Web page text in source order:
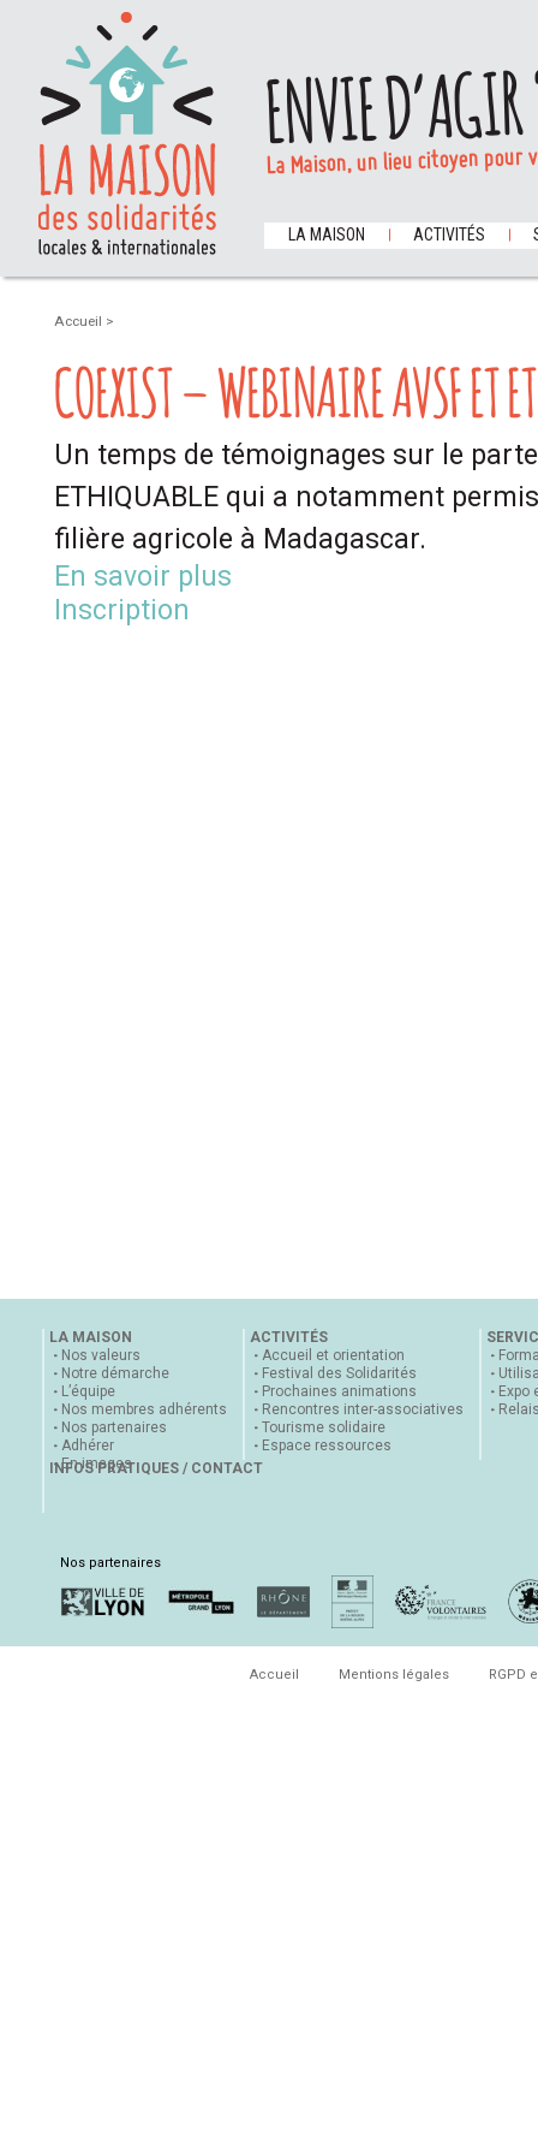
ENVIE
La Maison, un lieu citoyen
LA MAISON ACTIVITÉS
Accueil >
COEXIST – WEBINAIRE AVSF ET
Un temps de témoignages sur le
ETHIQUABLE qui a notamment
filière agricole à Madagascar.
En savoir plus
Inscription
LA MAISON
Nos valeurs
Notre démarche
L’équipe
Nos membres adhérents
Nos partenaires
Adhérer
En images
ACTIVITÉS
Accueil et orientation
Festival des Solidarités
Prochaines animations
Rencontres inter-associatives
Tourisme solidaire
Espace ressources
Expo
INFOS PRATIQUES / CONTACT
Nos partenaires
Accueil Mentions légales RGPD